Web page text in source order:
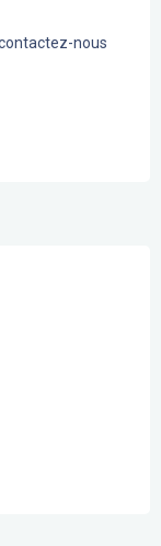
nous